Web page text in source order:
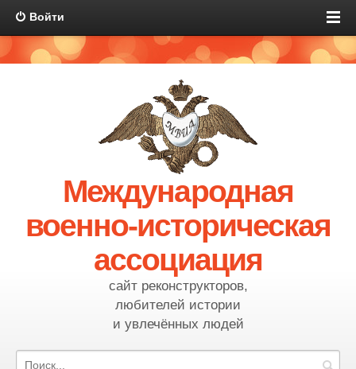
Войти
Международная
военно-историческая
ассоциация
сайт реконструкторов,
любителей истории
и увлечённых людей